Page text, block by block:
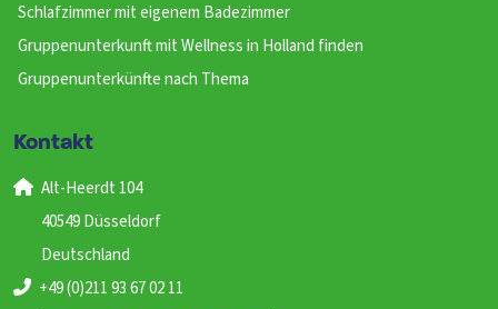
Schlafzimmer mit eigenem Badezimmer
Gruppenunterkunft mit Wellness in Holland finden
Gruppenunterkünfte nach Thema
Kontakt
Alt-Heerdt 104
40549 Düsseldorf
Deutschland
+49 (0)211 93 67 02 11